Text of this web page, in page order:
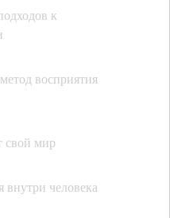
к
восприятия
свой мир
внутри человека